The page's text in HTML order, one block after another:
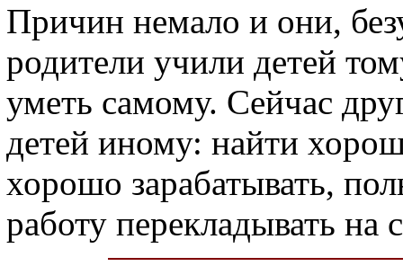
Причин немало и они,
родители учили детей
уметь самому. Сейчас
детей иному: найти
хорошо зарабатывать,
работу перекладывать на